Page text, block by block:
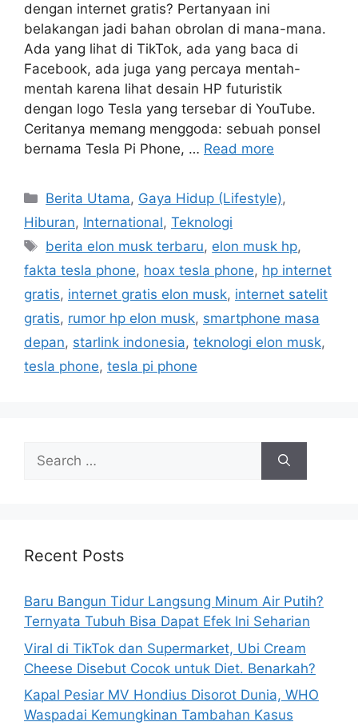
dengan internet gratis? Pertanyaan ini
belakangan jadi bahan obrolan di mana-mana.
Ada yang lihat di TikTok, ada yang baca di
Facebook, ada juga yang percaya mentah-
mentah karena lihat desain HP futuristik
dengan logo Tesla yang tersebar di YouTube.
Ceritanya memang menggoda: sebuah ponsel
bernama Tesla Pi Phone, … Read more
C
a
e
g
o
r
i
s
Berita Utama, Gaya Hidup (Lifestyle),
Hiburan, International, Teknologi
T
a
s
berita elon musk terbaru, elon musk hp,
fakta tesla phone, hoax tesla phone, hp internet
gratis, internet gratis elon musk, internet satelit
gratis, rumor hp elon musk, smartphone masa
depan, starlink indonesia, teknologi elon musk,
tesla phone, tesla pi phone
h
r
:
Recent Posts
Baru Bangun Tidur Langsung Minum Air Putih?
Ternyata Tubuh Bisa Dapat Efek Ini Seharian
Viral di TikTok dan Supermarket, Ubi Cream
Cheese Disebut Cocok untuk Diet. Benarkah?
Kapal Pesiar MV Hondius Disorot Dunia, WHO
Waspadai Kemungkinan Tambahan Kasus